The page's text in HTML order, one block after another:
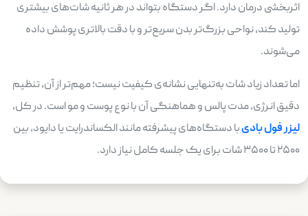
اثربخشی درمان دارد. اگر دستگاه بتواند در هر ثانیه شات‌های بیشتری
تولید کند، نواحی بزرگ‌تر بدن سریع‌تر و با دقت بالاتری پوشش داده
می‌شوند.
اما تعداد زیاد شات به‌تنهایی نشانه‌ی کیفیت نیست؛ مهم‌تر از آن، تنظیم
دقیق انرژی، مدت پالس و هماهنگی آن با نوع پوست و مو است. در کل،
لیزر فول بادیبا دستگاه‌های پیشرفته مانند الکساندرایت یا دایود، بین
۲۵۰۰ تا ۳۵۰۰ شات برای یک جلسه کامل نیاز دارد.